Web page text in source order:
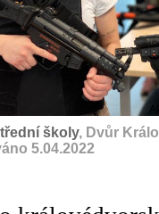
školy, Dvůr
5.04.2022